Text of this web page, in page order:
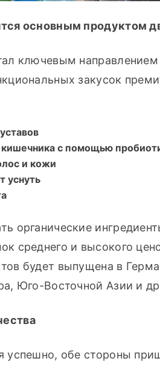
основным продуктом
ключевым
закусок
кишечника с помощью
и кожи
уснуть
органические
среднего и высокого
будет выпущена в
Юго-Восточной Азии и
успешно, обе стороны